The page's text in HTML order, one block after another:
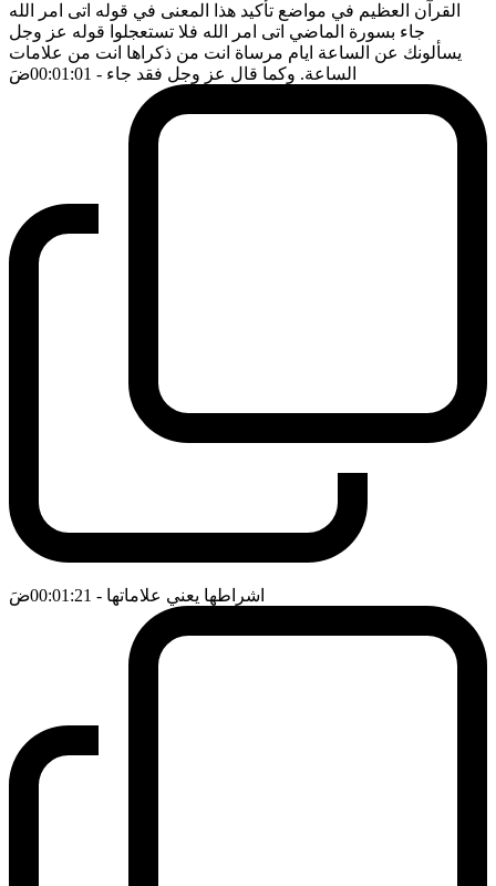
القرآن العظيم في مواضع تأكيد هذا المعنى في قوله اتى امر الله
جاء بسورة الماضي اتى امر الله فلا تستعجلوا قوله عز وجل
يسألونك عن الساعة ايام مرساة انت من ذكراها انت من علامات
الساعة. وكما قال عز وجل فقد جاء - 00:01:01 ضَ
اشراطها يعني علاماتها - 00:01:21 ضَ